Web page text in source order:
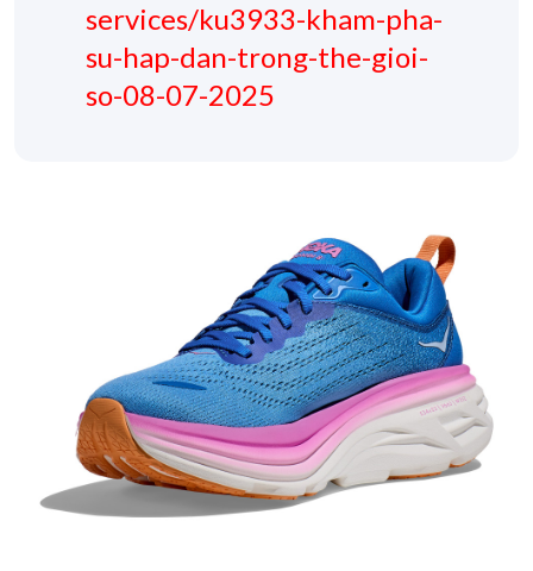
services/ku3933-kham-pha-
su-hap-dan-trong-the-gioi-
so-08-07-2025